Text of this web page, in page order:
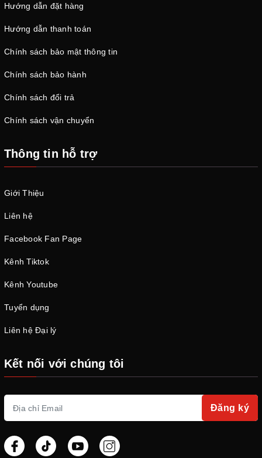
Hướng dẫn đặt hàng
Hướng dẫn thanh toán
Chính sách bảo mật thông tin
Chính sách bảo hành
Chính sách đổi trả
Chính sách vận chuyển
Thông tin hỗ trợ
Giới Thiệu
Liên hệ
Facebook Fan Page
Kênh Tiktok
Kênh Youtube
Tuyển dụng
Liên hệ Đại lý
Kết nối với chúng tôi
Đăng ký